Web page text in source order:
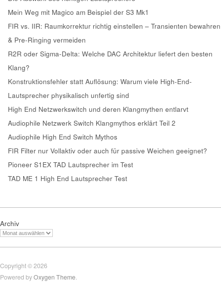
Mein Weg mit Magico am Beispiel der S3 Mk1
FIR vs. IIR: Raumkorrektur richtig einstellen – Transienten bewahren
& Pre-Ringing vermeiden
R2R oder Sigma-Delta: Welche DAC Architektur liefert den besten
Klang?
Konstruktionsfehler statt Auflösung: Warum viele High-End-
Lautsprecher physikalisch unfertig sind
High End Netzwerkswitch und deren Klangmythen entlarvt
Audiophile Netzwerk Switch Klangmythos erklärt Teil 2
Audiophile High End Switch Mythos
FIR Filter nur Vollaktiv oder auch für passive Weichen geeignet?
Pioneer S1EX TAD Lautsprecher im Test
TAD ME 1 High End Lautsprecher Test
Archiv
Copyright © 2026
Powered byOxygen Theme.